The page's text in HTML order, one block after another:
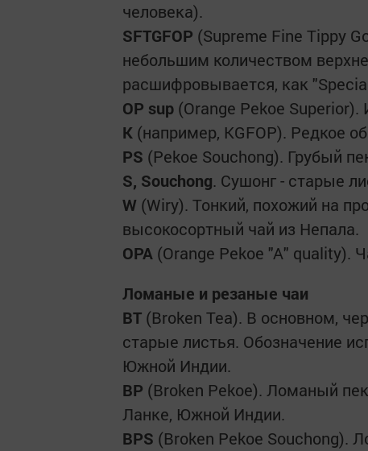
человека).
SFTGFOP (Supreme Fine Tippy
небольшим количеством
расшифровывается, как
OP sup (Orange Pekoe Superior).
K (например, KGFOP). Редкое
PS (Pekoe Souchong). Грубый
S, Souchong. Сушонг - старые
W (Wiry). Тонкий, похожий на
высокосортный чай из Непала.
OPA (Orange Pekoe "A" quality).
Ломаные и резаные чаи
BT (Broken Tea). В основном,
старые листья. Обозначение
Южной Индии.
BP (Broken Pekoe). Ломаный
Ланке, Южной Индии.
BPS (Broken Pekoe Souchong).